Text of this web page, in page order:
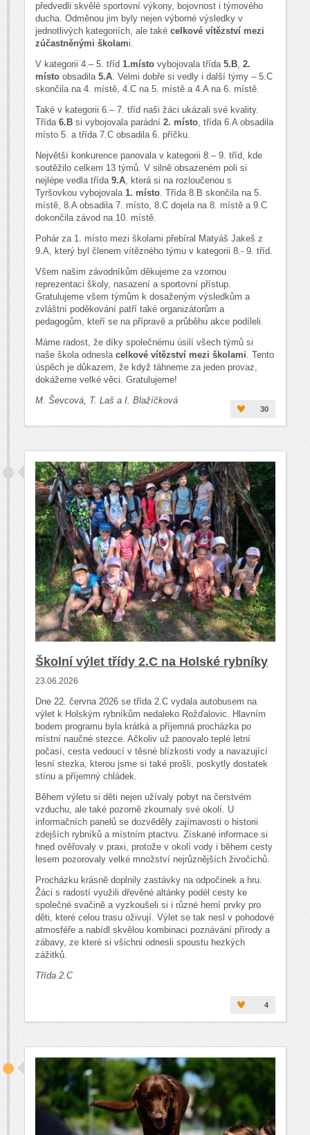
předvedli skvělé sportovní výkony, bojovnost i týmového
ducha. Odměnou jim byly nejen výborné výsledky v
jednotlivých kategoriích, ale také celkové vítězství mezi
zúčastněnými školami.
V kategorii 4.– 5. tříd 1.místo vybojovala třída 5.B, 2.
místo obsadila 5.A. Velmi dobře si vedly i další týmy – 5.C
skončila na 4. místě, 4.C na 5. místě a 4.A na 6. místě.
Také v kategorii 6.– 7. tříd naši žáci ukázali své kvality.
Třída 6.B si vybojovala parádní 2. místo, třída 6.A obsadila
místo 5. a třída 7.C obsadila 6. příčku.
Největší konkurence panovala v kategorii 8.– 9. tříd, kde
soutěžilo celkem 13 týmů. V silně obsazeném poli si
nejlépe vedla třída 9.A, která si na rozloučenou s
Tyršovkou vybojovala 1. místo. Třída 8.B skončila na 5.
místě, 8.A obsadila 7. místo, 8.C dojela na 8. místě a 9.C
dokončila závod na 10. místě.
Pohár za 1. místo mezi školami přebíral Matyáš Jakeš z
9.A, který byl členem vítězného týmu v kategorii 8.- 9. tříd.
Všem našim závodníkům děkujeme za vzornou
reprezentaci školy, nasazení a sportovní přístup.
Gratulujeme všem týmům k dosaženým výsledkům a
zvláštní poděkování patří také organizátorům a
pedagogům, kteří se na přípravě a průběhu akce podíleli.
Máme radost, že díky společnému úsilí všech týmů si
naše škola odnesla celkové vítězství mezi školami. Tento
úspěch je důkazem, že když táhneme za jeden provaz,
dokážeme velké věci. Gratulujeme!
M. Ševcová, T. Laš a I. Blažíčková
30
Školní výlet třídy 2.C na Holské rybníky
23.06.2026
Dne 22. června 2026 se třída 2.C vydala autobusem na
výlet k Holským rybníkům nedaleko Rožďalovic. Hlavním
bodem programu byla krátká a příjemná procházka po
místní naučné stezce. Ačkoliv už panovalo teplé letní
počasí, cesta vedoucí v těsné blízkosti vody a navazující
lesní stezka, kterou jsme si také prošli, poskytly dostatek
stínu a příjemný chládek.
Během výletu si děti nejen užívaly pobyt na čerstvém
vzduchu, ale také pozorně zkoumaly své okolí. U
informačních panelů se dozvěděly zajímavosti o historii
zdejších rybníků a místním ptactvu. Získané informace si
hned ověřovaly v praxi, protože v okolí vody i během cesty
lesem pozorovaly velké množství nejrůznějších živočichů.
Procházku krásně doplnily zastávky na odpočinek a hru.
Žáci s radostí využili dřevěné altánky podél cesty ke
společné svačině a vyzkoušeli si i různé herní prvky pro
děti, které celou trasu oživují. Výlet se tak nesl v pohodové
atmosféře a nabídl skvělou kombinaci poznávání přírody a
zábavy, ze které si všichni odnesli spoustu hezkých
zážitků.
Třída 2.C
4